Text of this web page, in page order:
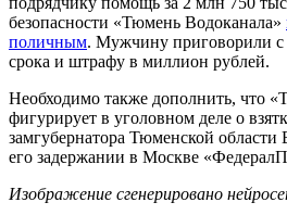
безопасности «Тюмень Водоканала»
поличным. Мужчину приговорили с
срока и штрафу в миллион рублей.
Необходимо также дополнить, что
фигурирует в уголовном деле о
замгубернатора Тюменской области
его задержании в Москве
Изображение сгенерировано